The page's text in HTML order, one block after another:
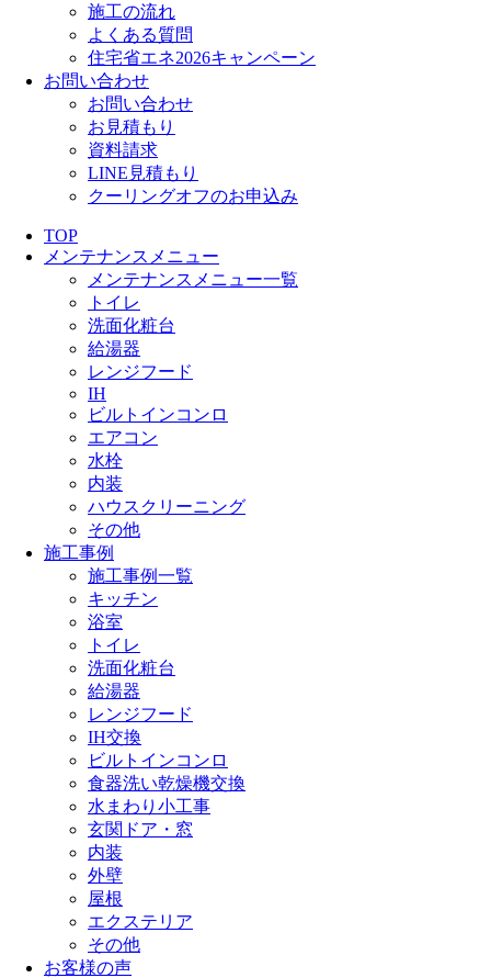
施工の流れ
よくある質問
住宅省エネ2026キャンペーン
お問い合わせ
お問い合わせ
お見積もり
資料請求
LINE見積もり
クーリングオフのお申込み
TOP
メンテナンスメニュー
メンテナンスメニュー一覧
トイレ
洗面化粧台
給湯器
レンジフード
IH
ビルトインコンロ
エアコン
水栓
内装
ハウスクリーニング
その他
施工事例
施工事例一覧
キッチン
浴室
トイレ
洗面化粧台
給湯器
レンジフード
IH交換
ビルトインコンロ
食器洗い乾燥機交換
水まわり小工事
玄関ドア・窓
内装
外壁
屋根
エクステリア
その他
お客様の声